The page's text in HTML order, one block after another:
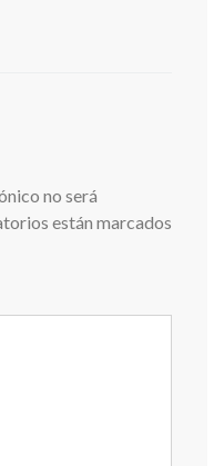
no será
están marcados